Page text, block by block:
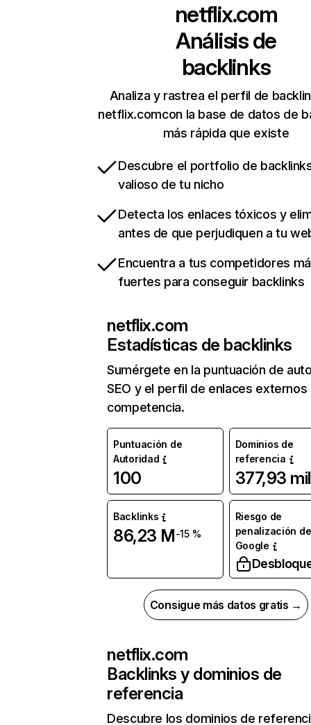
netflix.com
Análisis de
backlinks
Analiza y rastrea el perfil de
netflix.comcon la base de datos de
más rápida que existe
Descubre el portfolio de
valioso de tu nicho
Detecta los enlaces tóxicos y
antes de que perjudiquen a tu
Encuentra a tus competidores
fuertes para conseguir backlinks
netflix.com
Estadísticas de backlinks
Sumérgete en la puntuación de
SEO y el perfil de enlaces externos
competencia.
Puntuación de
Autoridad
100
Dominios de
referencia
377,93 mil
Backlinks
86,23 M-15 %
Riesgo de
penalización de
Google
Consigue más datos gratis →
netflix.com
Backlinks y dominios de
referencia
Descubre los dominios de